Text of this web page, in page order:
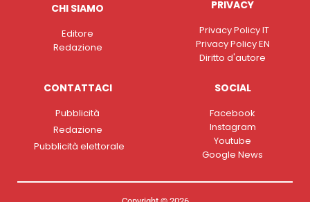
CHI SIAMO
Editore
Redazione
PRIVACY
Privacy Policy IT
Privacy Policy EN
Diritto d'autore
CONTATTACI
Pubblicità
Redazione
Pubblicità elettorale
SOCIAL
Facebook
Instagram
Youtube
Google News